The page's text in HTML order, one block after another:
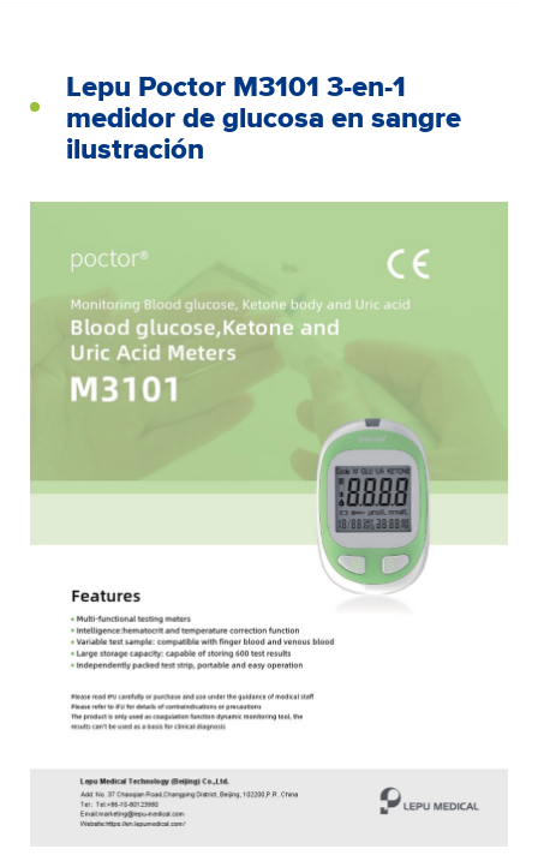
Lepu Poctor M3101 3-en-1
medidor de glucosa en sangre
ilustración